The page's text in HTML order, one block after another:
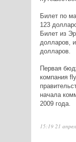
Билет по
123
Билет из
долларов,
долларов.
Первая
компания
начала
2009 года.
15:19 21